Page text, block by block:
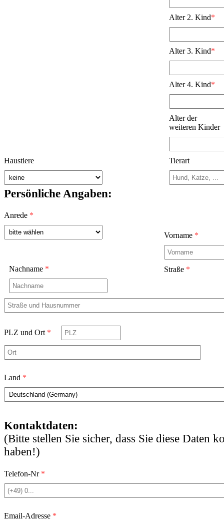
Alter 2. Kind*
Alter 3. Kind*
Alter 4. Kind*
Alter der
weiteren Kinder
Haustiere Tierart
Persönliche Angaben:
Anrede *
Vorname *
Nachname * Straße *
PLZ und Ort *
Land *
Kontaktdaten:
(Bitte stellen Sie sicher, dass Sie diese Daten
haben!)
Telefon-Nr *
Email-Adresse *